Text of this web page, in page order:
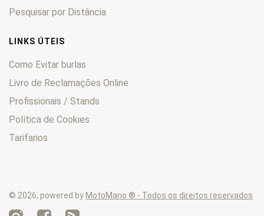
FES
FMX 0
Four 0
Fourtrax 0
FT 0
GB 0
Goldwing
Innova 0
0
Pesquisar por Distância
LINKS ÚTEIS
Como Evitar burlas
Livro de Reclamações Online
Profissionais / Stands
Política de Cookies
Tarifarios
© 2026, powered by MotoMano ® - Todos os direitos reservados